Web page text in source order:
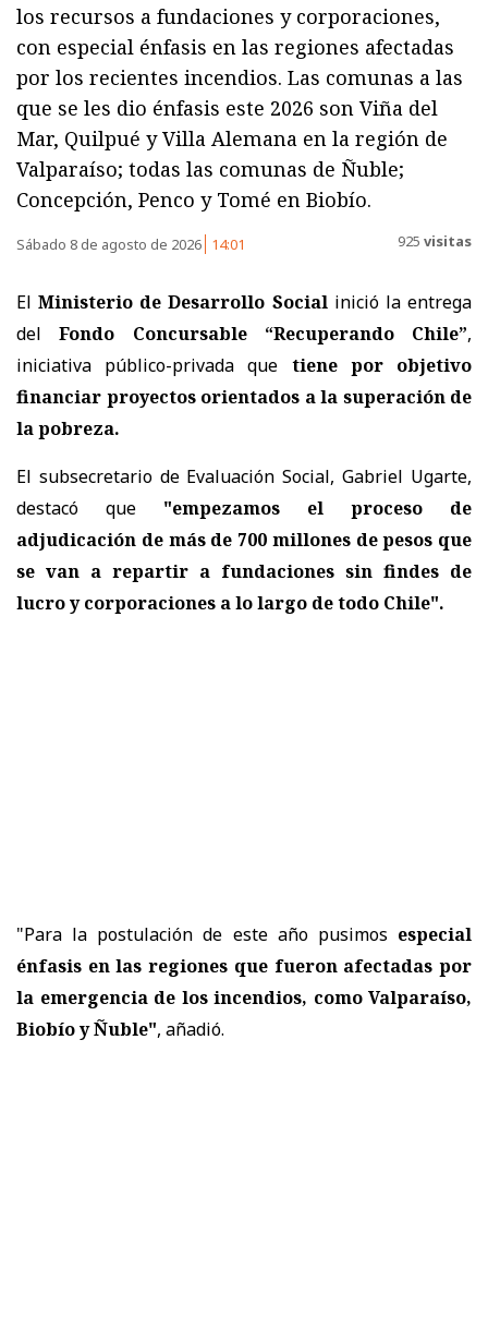
los recursos a fundaciones y corporaciones,
con especial énfasis en las regiones afectadas
por los recientes incendios. Las comunas a las
que se les dio énfasis este 2026 son Viña del
Mar, Quilpué y Villa Alemana en la región de
Valparaíso; todas las comunas de Ñuble;
Concepción, Penco y Tomé en Biobío.
Sábado 8 de agosto de 2026 14:01 925 visitas
ElMinisterio de Desarrollo Socialinició la entrega
delFondo Concursable “Recuperando Chile”,
iniciativa público-privada que tiene por objetivo
financiar proyectos orientados a la superación de
la pobreza.
El subsecretario de Evaluación Social, Gabriel Ugarte,
destacó que "empezamos el proceso de
adjudicación de más de 700 millones de pesos que
se van a repartir a fundaciones sin findes de
lucro y corporaciones a lo largo de todo Chile".
"Para la postulación de este año pusimos especial
énfasis en las regiones que fueron afectadas por
la emergencia de los incendios, como Valparaíso,
Biobío y Ñuble", añadió.